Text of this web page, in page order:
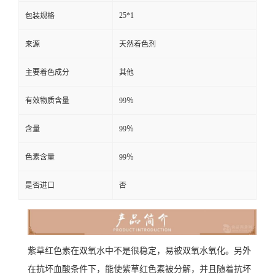
包装规格 25*1
来源 天然着色剂
主要着色成分 其他
有效物质含量 99％
含量 99％
色素含量 99％
是否进口 否
紫草红色素在双氧水中不是很稳定，易被双氧水氧化。另外
在抗坏血酸条件下，能使紫草红色素被分解，并且随着抗坏